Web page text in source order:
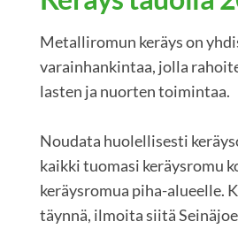
Metalliromun keräys on
varainhankintaa, jolla
lasten ja nuorten toimintaa.
Noudata huolellisesti
kaikki tuomasi keräysromu
keräysromua piha-alueelle.
täynnä, ilmoita siitä